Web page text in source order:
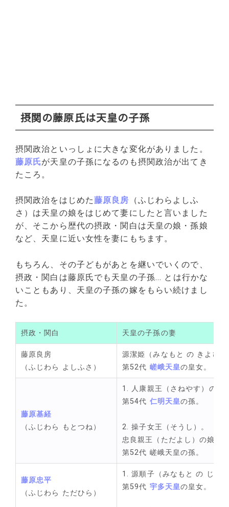
摂関の藤原氏は天皇の子孫
摂関政治といっしょに大きな変化がありました。
藤原氏が天皇の子孫になるのも摂関政治が出てき
たころ。
摂関政治をはじめた藤原良房 （ふじわらよしふ
さ）は天皇の娘をはじめて妻にしたと言いました
が、そこから歴代の摂政・関白は天皇の娘・孫娘
など、天皇に近い女性を妻にもちます。
もちろん、その子どもがあとを継いでいくので、
摂政・関白は藤原氏でも天皇の子孫... とは行かな
いこともあり、天皇の子孫の嫁をもらい続けまし
た。
摂政・関白 天皇の子孫の妻
藤原良房
（ふじわら よしふさ）
源潔姫（みなもと の きよひ
第52代 嵯峨天皇の皇女。
藤原基経
（ふじわら もとつね）
1. 人康親王（さねやす）の娘
第54代 仁明天皇の孫。
2. 操子女王（そうし）。
忠良親王（ただよし）の娘。
第52代 嵯峨天皇の孫。
藤原忠平
（ふじわら ただひら）
1. 源順子（みなもと の じゅ
第59代 宇多天皇の皇女。